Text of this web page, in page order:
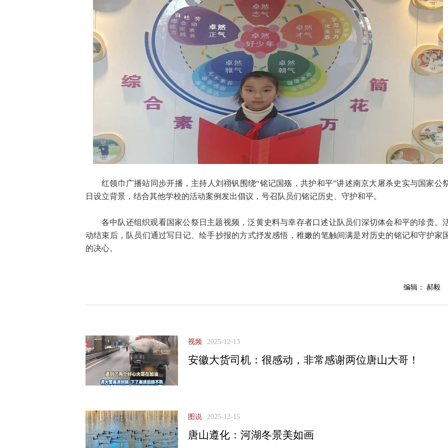
红领巾广播站同步开播，主持人刘祤钒围绕“铭记国殇，共护和平”讲述南京大屠杀史实与国家公
日设立背景，结合其他学校的活动案例发出倡议，号召队员们铭记历史、守护和平。
各中队还组织观看国家公祭日主题视频，泛黄史料与幸存者口述让队员们深切体会和平的珍贵。
动结束后，队员们通过写日记、绘手抄报的方式抒发感悟，稚嫩的笔触间满是对历史的铭记和守护家
的决心。
编辑： 郝毅
视频 2025-12-13
安徽大货司机：很感动，非常感谢两位唐山大哥！
图说 2025-12-15
唐山遵化：河湖冬景美如画